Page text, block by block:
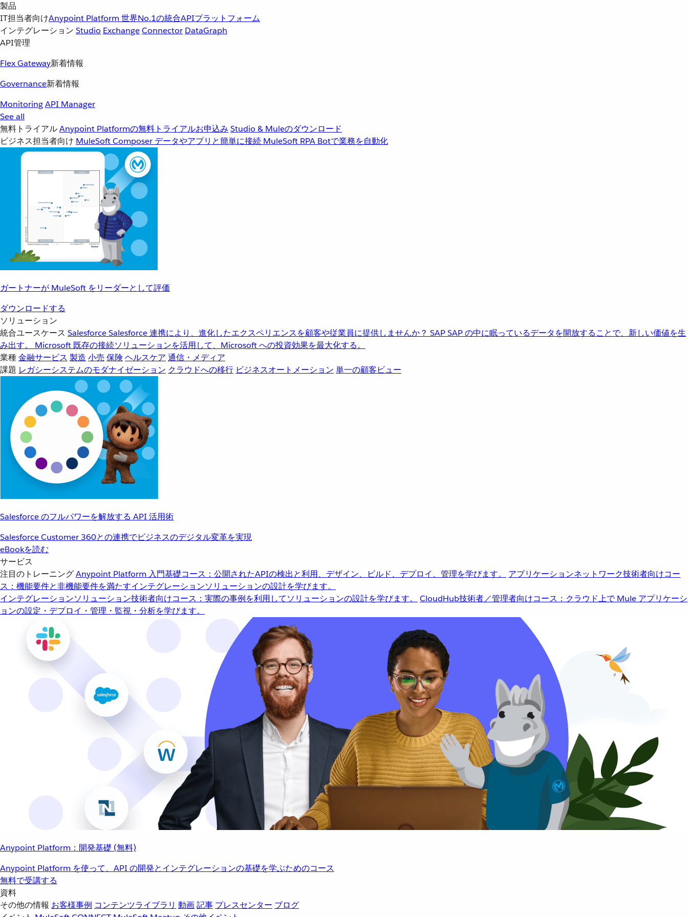
製品
IT担当者向けAnypoint Platform 世界No.1の統合APIプラットフォーム
インテグレーション Studio ExchangeConnector DataGraph
API管理
Flex Gateway新着情報
Governance新着情報
MonitoringAPI Manager
See all
無料トライアルAnypoint Platformの無料トライアルお申込み Studio & Muleのダウンロード
ビジネス担当者向け MuleSoft Composer データやアプリと簡単に接続 MuleSoft RPA Botで業務を自動化
ガートナーが MuleSoft をリーダーとして評価
ダウンロードする
ソリューション
統合ユースケース SalesforceSalesforce 連携により、進化したエクスペリエンスを顧客や従業員に提供しませんか？ SAPSAP の中に眠っているデータを開放することで、新しい価値を生
み出す。
Microsoft 既存の接続ソリューションを活用して、Microsoft への投資効果を最大化する。
業種金融サービス 製造 小売 保険 ヘルスケア 通信・メディア
課題 レガシーシステムのモダナイゼーション クラウドへの移行 ビジネスオートメーション 単一の顧客ビュー
Salesforce のフルパワーを解放する API 活用術
Salesforce Customer 360との連携でビジネスのデジタル変革を実現
eBookを読む
サービス
注目のトレーニングAnypoint Platform 入門基礎コース：公開されたAPIの検出と利用、デザイン、ビルド、デプロイ、管理を学びます。 アプリケーションネットワーク技術者向けコー
ス：機能要件と非機能要件を満たすインテグレーションソリューションの設計を学びます。
インテグレーションソリューション技術者向けコース：実際の事例を利用してソリューションの設計を学びます。 CloudHub技術者／管理者向けコース：クラウド上で Mule アプリケーシ
ョンの設定・デプロイ・管理・監視・分析を学びます。
Anypoint Platform：開発基礎 (無料)
Anypoint Platform を使って、API の開発とインテグレーションの基礎を学ぶためのコース
無料で受講する
資料
その他の情報 お客様事例 コンテンツライブラリ 動画記事 プレスセンター ブログ